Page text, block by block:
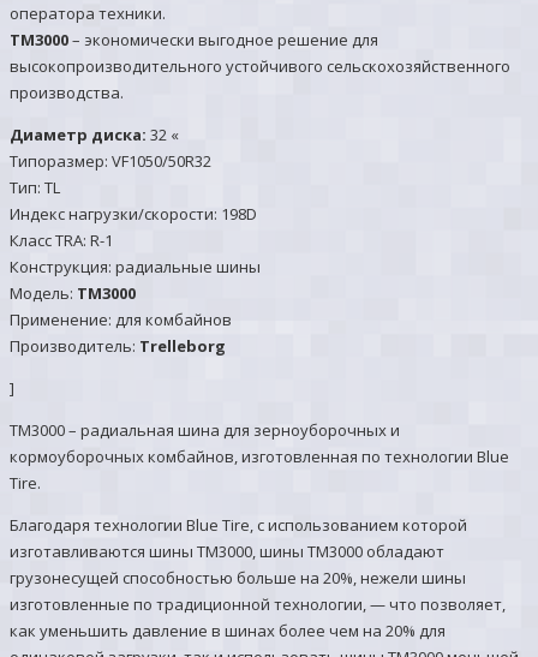
оператора техники.
TM3000– экономически выгодное решение для
высокопроизводительного устойчивого сельскохозяйственного
производства.
Диаметр диска: 32 «
Типоразмер: VF1050/50R32
Тип: TL
Индекс нагрузки/скорости: 198D
Класс TRA: R-1
Конструкция: радиальные шины
Модель: TM3000
Применение: для комбайнов
Производитель: Trelleborg
]
TM3000 – радиальная шина для зерноуборочных и
кормоуборочных комбайнов, изготовленная по технологии Blue
Tire.
Благодаря технологии Blue Tire, с использованием которой
изготавливаются шины TM3000, шины TM3000 обладают
грузонесущей способностью больше на 20%, нежели шины
изготовленные по традиционной технологии, — что позволяет,
как уменьшить давление в шинах более чем на 20% для